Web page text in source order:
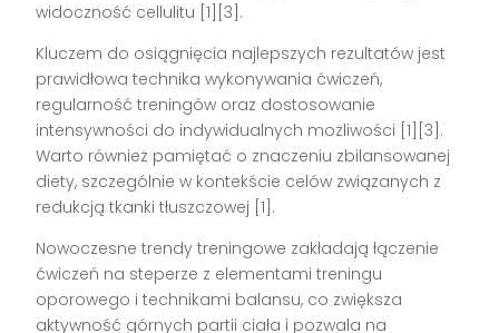
widoczność cellulitu [1][3].
Kluczem do osiągnięcia najlepszych rezultatów jest
prawidłowa technika wykonywania ćwiczeń,
regularność treningów oraz dostosowanie
intensywności do indywidualnych możliwości [1][3].
Warto również pamiętać o znaczeniu zbilansowanej
diety, szczególnie w kontekście celów związanych z
redukcją tkanki tłuszczowej [1].
Nowoczesne trendy treningowe zakładają łączenie
ćwiczeń na steperze z elementami treningu
oporowego i technikami balansu, co zwiększa
aktywność górnych partii ciała i pozwala na